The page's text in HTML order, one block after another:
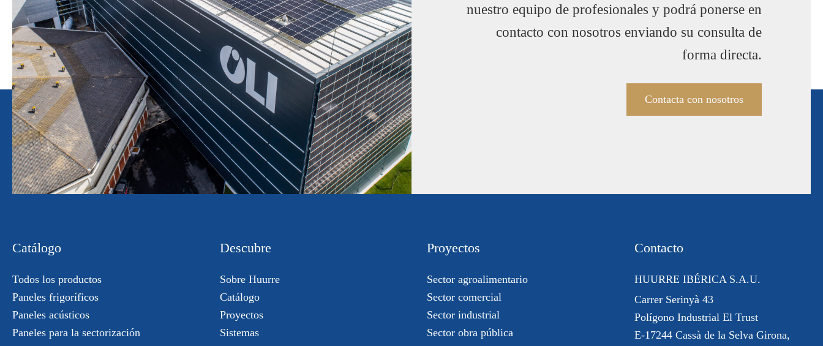
nuestro equipo de profesionales y podrá ponerse en
contacto con nosotros enviando su consulta de
forma directa.
Contacta con nosotros
Catálogo
Todos los productos
Paneles frigoríficos
Paneles acústicos
Paneles para la sectorización
Descubre
Sobre Huurre
Catálogo
Proyectos
Sistemas
Proyectos
Sector agroalimentario
Sector comercial
Sector industrial
Sector obra pública
Contacto
HUURRE IBÉRICA S.A.U.
Carrer Serinyà 43
Polígono Industrial El Trust
E-17244 Cassà de la Selva Girona,